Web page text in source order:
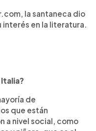
la santaneca dio
interés en la literatura.
de
que están
a nivel social, como